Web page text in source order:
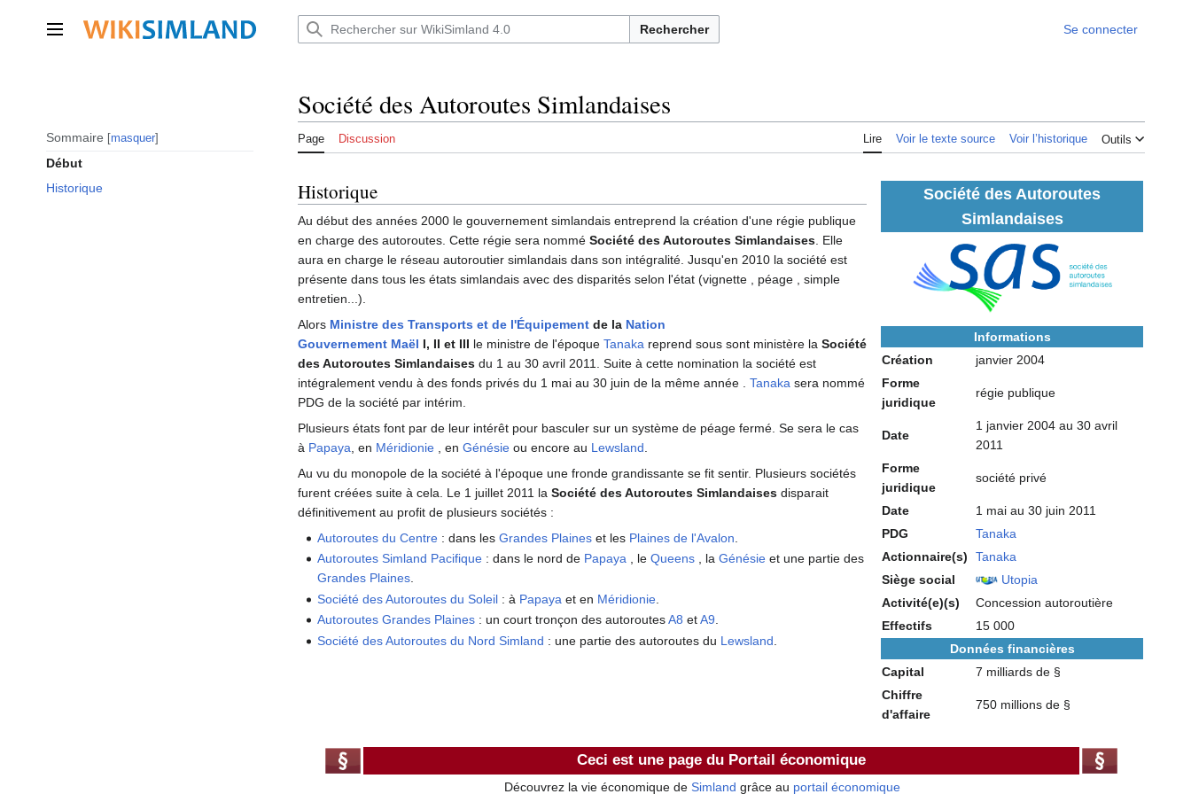
contenu Menu principal Rechercher Se connecter
Sommaire masquer
Début
Historique
Société des Autoroutes Simlandaises
Page Discussion Lire Voir le texte source Voir l’historique Outils
Société des Autoroutes
Simlandaises
Informations
Création
janvier 2004
Forme
juridique
régie publique
Date
1 janvier 2004 au 30 avril
2011
Forme
juridique
société privé
Date
1 mai au 30 juin 2011
PDG
Tanaka
Actionnaire(s)
Tanaka
Siège social
Utopia
Activité(e)(s)
Concession autoroutière
Effectifs
15 000
Données financières
Capital
7 milliards de §
Chiffre
d'affaire
750 millions de §
Historique
Au début des années 2000 le gouvernement simlandais entreprend la création d'une régie publique
en charge des autoroutes. Cette régie sera nommé Société des Autoroutes Simlandaises . Elle
aura en charge le réseau autoroutier simlandais dans son intégralité. Jusqu'en 2010 la société est
présente dans tous les états simlandais avec des disparités selon l'état (vignette , péage , simple
entretien...).
Alors Ministre des Transports et de l'Équipement de la Nation
Gouvernement Maël I, II et III le ministre de l'époque Tanaka reprend sous sont ministère la Société
des Autoroutes Simlandaises du 1 au 30 avril 2011. Suite à cette nomination la société est
intégralement vendu à des fonds privés du 1 mai au 30 juin de la même année . Tanaka sera nommé
PDG de la société par intérim.
Plusieurs états font par de leur intérêt pour basculer sur un système de péage fermé. Se sera le cas
à Papaya , en Méridionie , en Génésie ou encore au Lewsland
Au vu du monopole de la société à l'époque une fronde grandissante se fit sentir. Plusieurs sociétés
furent créées suite à cela. Le 1 juillet 2011 la Société des Autoroutes Simlandaises disparait
définitivement au profit de plusieurs sociétés :
Autoroutes du Centre : dans lesGrandes Plaines et les Plaines de l'Avalon
Autoroutes Simland Pacifique : dans le nord de Papaya , leQueens , laGénésie et une partie des
Grandes Plaines.
Société des Autoroutes du Soleil : à Papaya et en Méridionie
Autoroutes Grandes Plaines : un court tronçon des autoroutesA8 etA9.
Société des Autoroutes du Nord Simland : une partie des autoroutes du Lewsland
Ceci est une page du Portail économique
Découvrez la vie économique de Simland grâce au portail économique